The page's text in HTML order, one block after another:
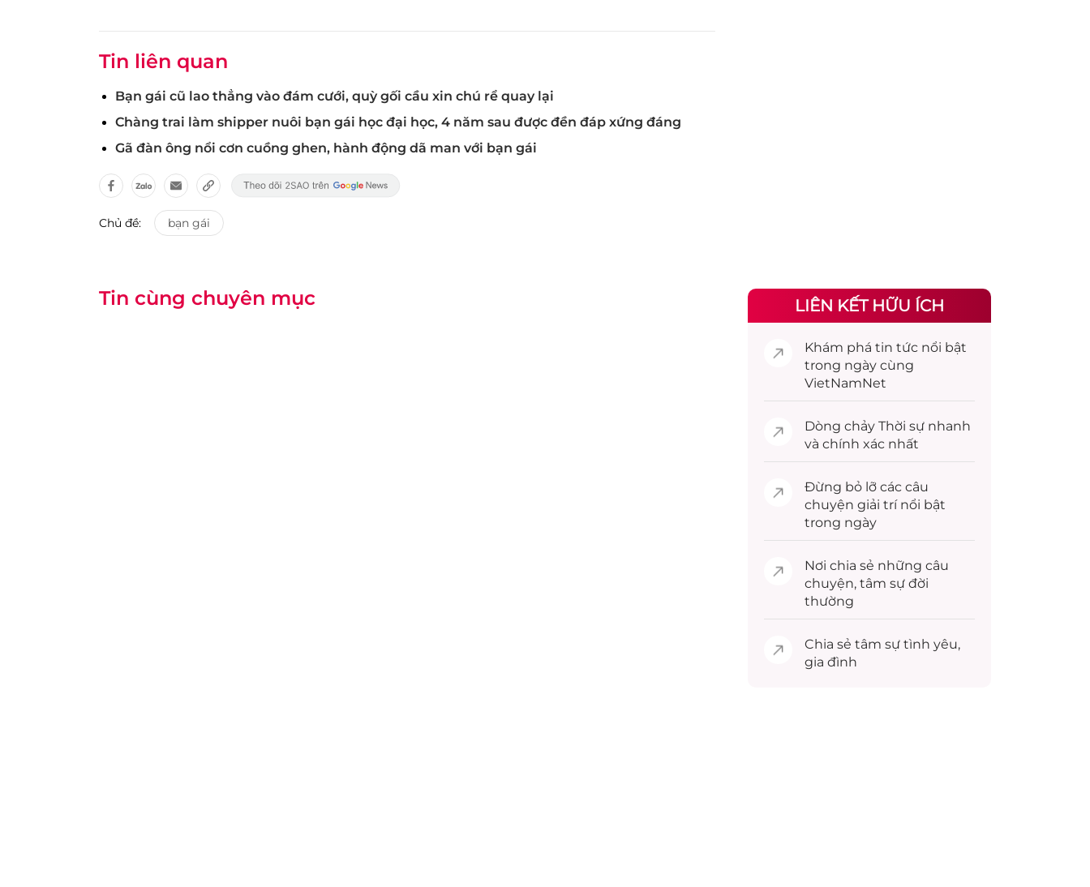
Tin liên quan
Bạn gái cũ lao thẳng vào đám cưới, quỳ gối cầu xin chú rể quay lại
Chàng trai làm shipper nuôi bạn gái học đại học, 4 năm sau được đền đáp xứng đáng
Gã đàn ông nổi cơn cuồng ghen, hành động dã man với bạn gái
Chủ đề: bạn gái
Tin cùng chuyên mục LIÊN KẾT HỮU ÍCH
Khám phá tin tức nổi bật
trong ngày cùng
VietNamNet
Dòng chảy Thời sự nhanh
và chính xác nhất
Đừng bỏ lỡ các câu
chuyện giải trínổi bật
trong ngày
Nơi chia sẻ những câu
chuyện, tâm sự đời
thường
Chia sẻ tâm sự tình yêu,
gia đình